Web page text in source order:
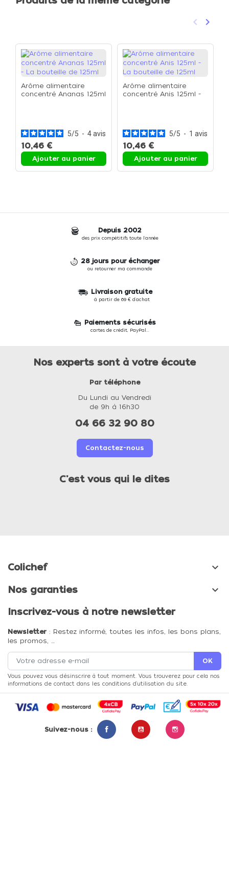
Précédent
keyboard_arrow_left keyboard_arrow_right
Arôme alimentaire
concentré Ananas 125ml
5/5 - 4avis
10,46 €
Ajouter au panier
Arôme alimentaire
concentré Anis 125ml -
5/5 - 1 avis
10,46 €
Ajouter au panier
Depuis 2002
des prix compétitifs toute l'année
28 jours pour échanger
ou retourner ma commande
Livraison gratuite
à partir de 69 € d'achat
Paiements sécurisés
cartes de crédit, PayPal...
Nos experts sont à votre écoute
Par téléphone
Du Lundi au Vendredi
de 9h à 16h30
04 66 32 90 80
Contactez-nous
C'est vous qui le dites
Colichef 
Nos garanties 
Inscrivez-vous à notre newsletter
Newsletter : Restez informé, toutes les infos, les bons plans,
les promos, …
Vous pouvez vous désinscrire à tout moment. Vous trouverez pour cela nos
informations de contact dans les conditions d'utilisation du site.
Suivez-nous :
FacebookYouTubeInstagram